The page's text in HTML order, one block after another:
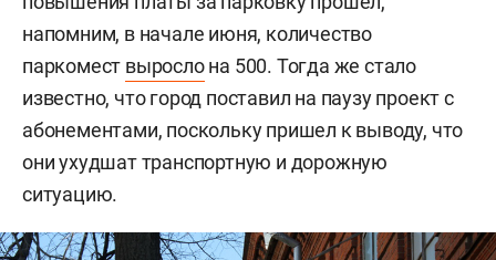
напомним, в начале июня, количество
паркомест вырослона 500. Тогда же стало
известно, что город поставил на паузу проект с
абонементами, поскольку пришел к выводу, что
они ухудшат транспортную и дорожную
ситуацию.